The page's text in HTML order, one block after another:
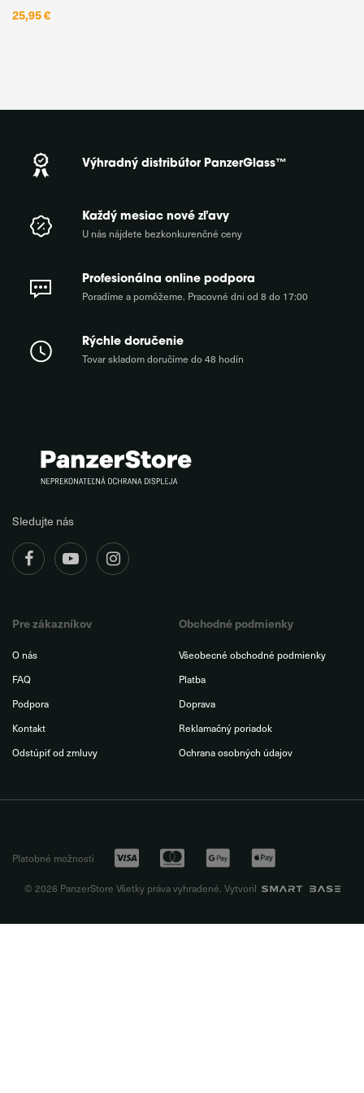
25,95 €
Výhradný distribútor PanzerGlass™
Každý mesiac nové zľavy
U nás nájdete bezkonkurenčné ceny
Profesionálna online podpora
Poradíme a pomôžeme. Pracovné dni od 8 do 17:00
Rýchle doručenie
Tovar skladom doručíme do 48 hodín
Sledujte nás
Pre zákazníkov
O nás
FAQ
Podpora
Kontakt
Odstúpiť od zmluvy
Obchodné podmienky
Všeobecné obchodné podmienky
Platba
Doprava
Reklamačný poriadok
Ochrana osobných údajov
© 2026 PanzerStore Všetky práva vyhradené. Vytvoril
Platobné možnosti